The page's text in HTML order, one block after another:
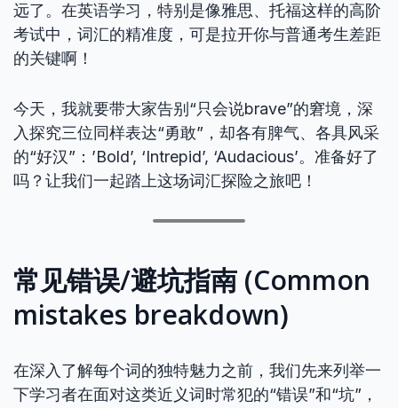
远了。在英语学习，特别是像雅思、托福这样的高阶
考试中，词汇的精准度，可是拉开你与普通考生差距
的关键啊！
今天，我就要带大家告别“只会说brave”的窘境，深
入探究三位同样表达“勇敢”，却各有脾气、各具风采
的“好汉”：’Bold’, ‘Intrepid’, ‘Audacious’。准备好了
吗？让我们一起踏上这场词汇探险之旅吧！
常见错误/避坑指南 (Common
mistakes breakdown)
在深入了解每个词的独特魅力之前，我们先来列举一
下学习者在面对这类近义词时常犯的“错误”和“坑”，